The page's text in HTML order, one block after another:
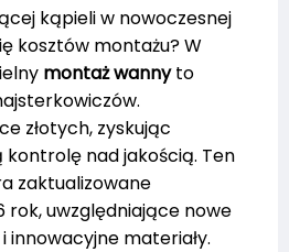
kąpieli w nowoczesnej
kosztów montażu? W
montaż wannyto
złotych, zyskując
kontrolę nad jakością. Ten
zaktualizowane
rok, uwzględniające nowe
innowacyjne materiały.